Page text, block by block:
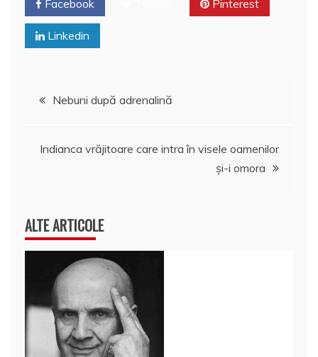
Facebook Pinterest
Linkedin
Navigare
Nebuni după adrenalină
Indianca vrăjitoare care intra în visele oamenilor
şi-i omora
ALTE ARTICOLE